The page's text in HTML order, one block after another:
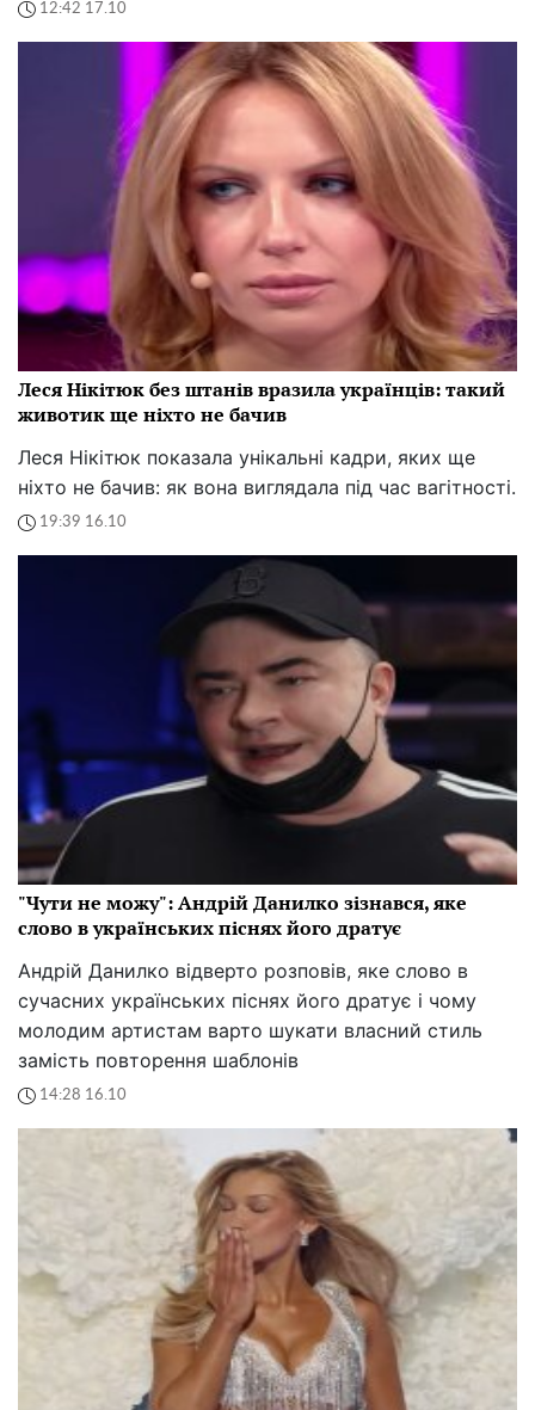
12:42 17.10
Леся Нікітюк без штанів вразила українців: такий
животик ще ніхто не бачив
Леся Нікітюк показала унікальні кадри, яких ще
ніхто не бачив: як вона виглядала під час вагітності.
19:39 16.10
"Чути не можу": Андрій Данилко зізнався, яке
слово в українських піснях його дратує
Андрій Данилко відверто розповів, яке слово в
сучасних українських піснях його дратує і чому
молодим артистам варто шукати власний стиль
замість повторення шаблонів
14:28 16.10